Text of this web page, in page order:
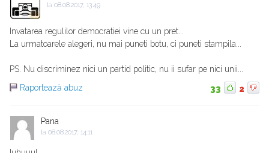
la 08.08.2017, 13:49
Invatarea regulilor democratiei vine cu un pret...
La urmatoarele alegeri, nu mai puneti botu, ci puneti stampila...
PS. Nu discriminez nici un partid politic, nu ii sufar pe nici unii...
Raportează abuz
33 2
Pana
la 08.08.2017, 14:11